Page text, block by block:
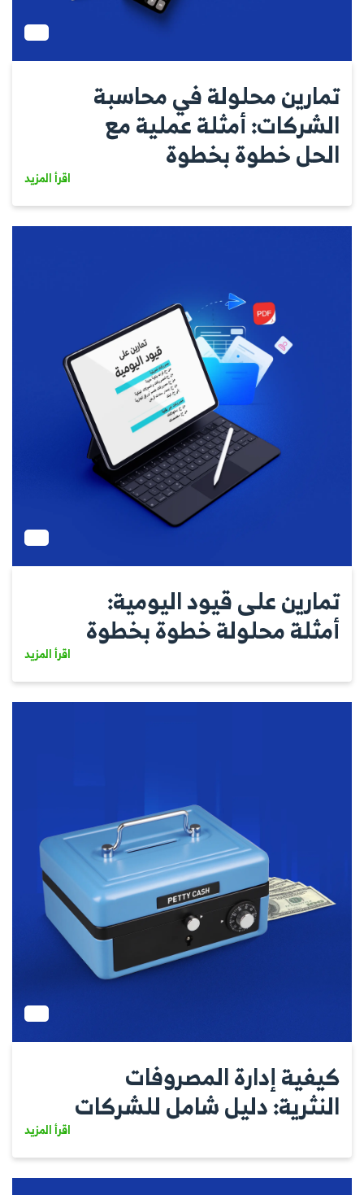
تمارين محلولة في محاسبة
الشركات: أمثلة عملية مع
الحل خطوة بخطوة
اقرأ المزيد
تمارين على قيود اليومية:
أمثلة محلولة خطوة بخطوة
اقرأ المزيد
كيفية إدارة المصروفات
النثرية: دليل شامل للشركات
اقرأ المزيد